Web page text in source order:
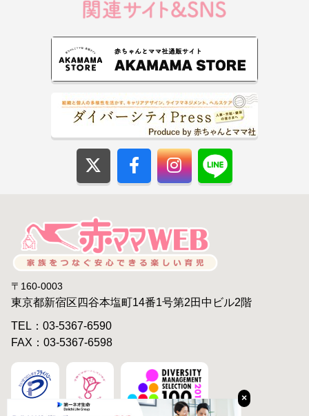
×
〒160-0003
東京都新宿区四谷本塩町14番1号第2田中ビル2階
TEL：03-5367-6590
FAX：03-5367-6598